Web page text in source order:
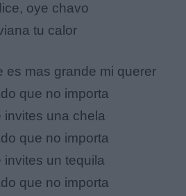
oye chavo
tu calor
es mas grande mi querer
que no importa
invites una chela
que no importa
invites un tequila
que no importa